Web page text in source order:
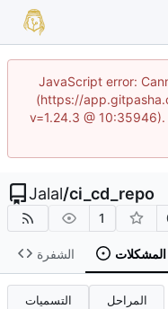
JavaScript error:
(https://
v=1.24.3 @
Jalal/ci_cd_repo
1
الشفرة المشكلات
التسميات المراحل